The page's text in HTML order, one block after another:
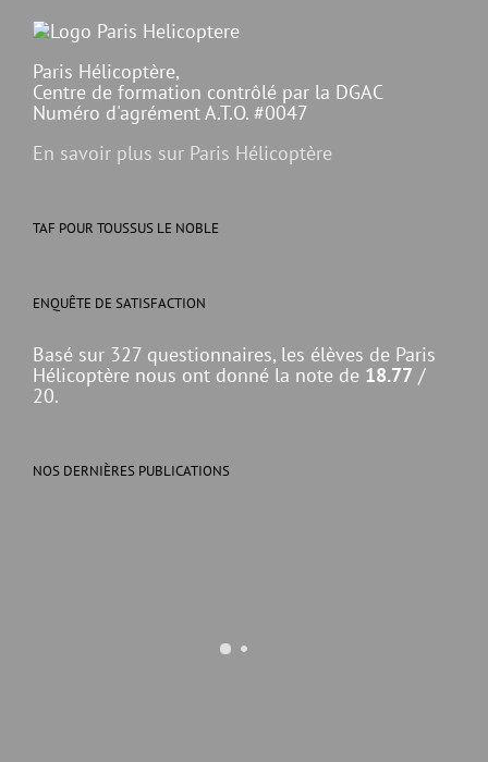
Paris Hélicoptère,
Centre de formation contrôlé par la DGAC
Numéro d'agrément A.T.O. #0047
En savoir plus sur Paris Hélicoptère
TAF POUR TOUSSUS LE NOBLE
ENQUÊTE DE SATISFACTION
Basé sur 327 questionnaires, les élèves de Paris
Hélicoptère nous ont donné la note de 18.77 /
20.
NOS DERNIÈRES PUBLICATIONS